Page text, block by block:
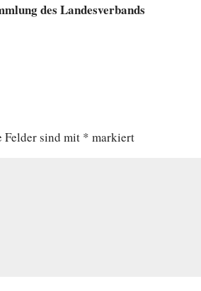
des Lan­des­ver­bands
Felder sind mit * markiert